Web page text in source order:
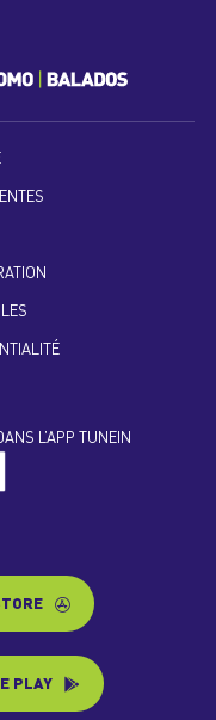
L’APP TUNEIN
PLAY